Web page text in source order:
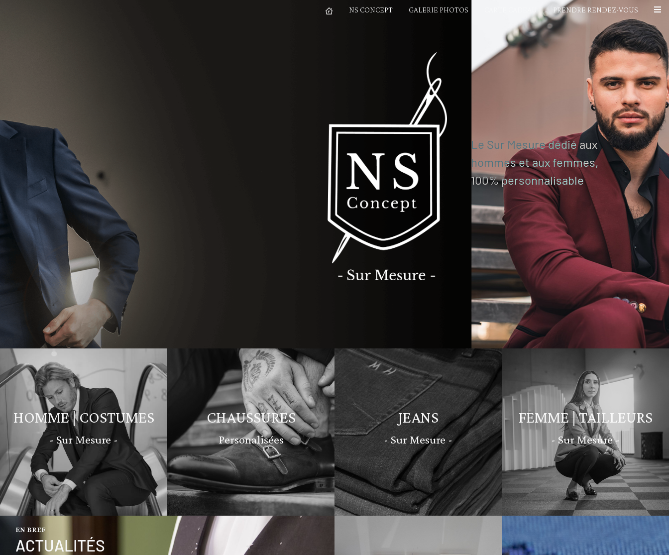
NS CONCEPT GALERIE PHOTOS PRENDRE RENDEZ-VOUS
Le Sur Mesure dédié aux
hommes et aux femmes,
100% personnalisable
HOMME | COSTUMES
- Sur Mesure -
CHAUSSURES
Personalisées
JEANS
- Sur Mesure -
FEMME | TAILLEURS
- Sur Mesure -
EN BREF
ACTUALITÉS